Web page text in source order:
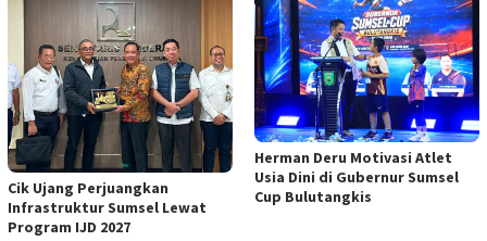
Cik Ujang Perjuangkan
Infrastruktur Sumsel Lewat
Program IJD 2027
Herman Deru Motivasi Atlet
Usia Dini di Gubernur Sumsel
Cup Bulutangkis